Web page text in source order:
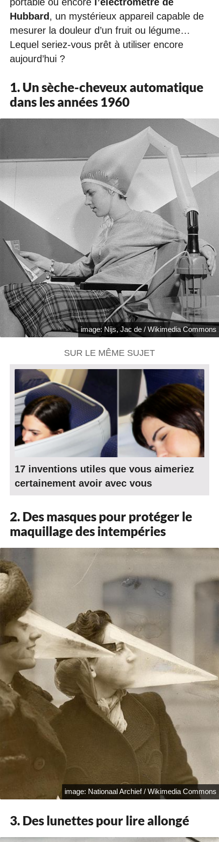
Hubbard , un mystérieux appareil capable de
mesurer la douleur d’un fruit ou légume…
Lequel seriez-vous prêt à utiliser encore
aujourd’hui ?
1. Un sèche-cheveux automatique
dans les années 1960
image: Nijs, Jac de / Wikimedia Commons
SUR LE MÊME SUJET
17 inventions utiles que vous aimeriez
certainement avoir avec vous
2. Des masques pour protéger le
maquillage des intempéries
image: Nationaal Archief / Wikimedia Commons
3. Des lunettes pour lire allongé